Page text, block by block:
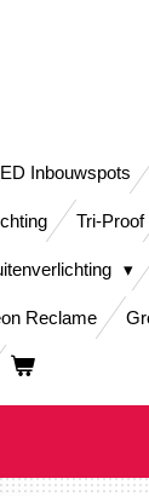
Inbouwspots
Tri-Proof
Reclame